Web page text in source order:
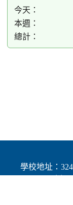
今天：
本週：
總計：
學校地址：